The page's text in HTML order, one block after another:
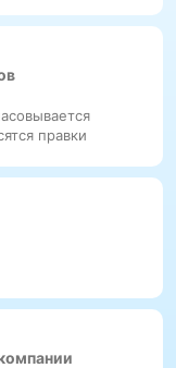
правки